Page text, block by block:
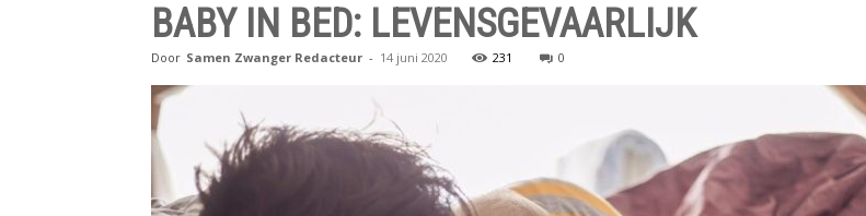
BABY IN BED: LEVENSGEVAARLIJK
Door Samen Zwanger Redacteur - 14 juni 2020 231 0